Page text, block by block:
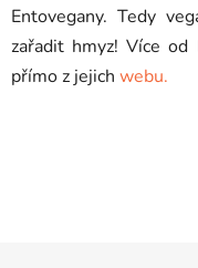
Entovegany. Tedy
zařadit hmyz! Více od
přímo z jejich webu.